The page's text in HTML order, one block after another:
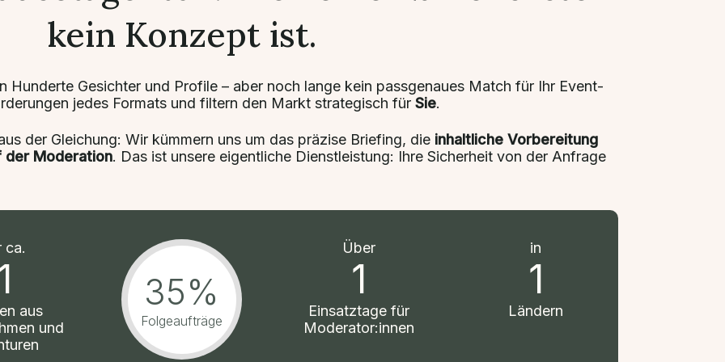
kein Konzept ist.
Hunderte Gesichter und Profile – aber noch lange kein passgenaues Match für Ihr Event-
jedes Formats und filtern den Markt strategisch für Sie.
der Gleichung: Wir kümmern uns um das präzise Briefing, die inhaltliche Vorbereitung
der Moderation. Das ist unsere eigentliche Dienstleistung: Ihre Sicherheit von der Anfrage
ca.
aus
und
35%
Folgeaufträge
Über
1
Einsatztage für
Moderator:innen
in
1
Ländern